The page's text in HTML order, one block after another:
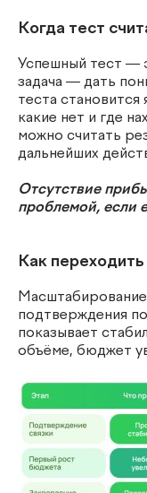
Когда тест
Успешный тест —
задача — дать
теста
какие нет и где
можно считать
дальнейших
Отсутствие
проблемой, если
Как
Масштабирование
подтверждения
показывает
объёме, бюджет